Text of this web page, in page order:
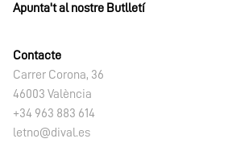
Apunta't al nostre Butlletí
Contacte
Carrer Corona, 36
46003 València
+34 963 883 614
letno@dival.es